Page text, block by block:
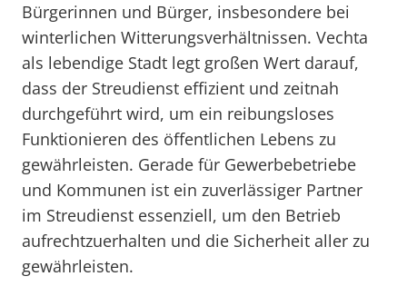
Bürgerinnen und Bürger, insbesondere bei
winterlichen Witterungsverhältnissen. Vechta
als lebendige Stadt legt großen Wert darauf,
dass der Streudienst effizient und zeitnah
durchgeführt wird, um ein reibungsloses
Funktionieren des öffentlichen Lebens zu
gewährleisten. Gerade für Gewerbebetriebe
und Kommunen ist ein zuverlässiger Partner
im Streudienst essenziell, um den Betrieb
aufrechtzuerhalten und die Sicherheit aller zu
gewährleisten.